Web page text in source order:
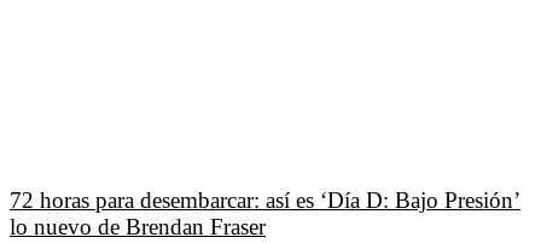
72 horas para desembarcar: así es ‘Día D: Bajo Presión’
lo nuevo de Brendan Fraser